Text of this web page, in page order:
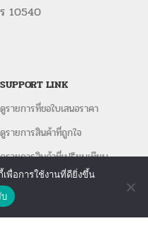
10540
SUPPORT LINK
ดูรายการที่ขอใบเสนอราคา
ดูรายการสินค้าที่ถูกใจ
ดูรายการสินค้าที่เปรียบเทียบ
พื่อการใช้งานที่ดียิ่งขึ้น
ติดต่อเรา